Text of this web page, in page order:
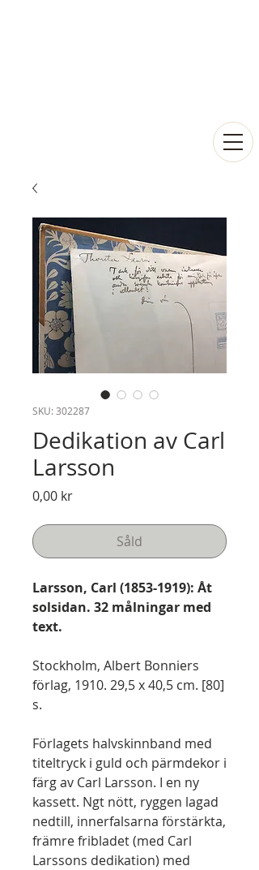
SKU: 302287
Dedikation av Carl
Larsson
0,00 krPris
Såld
Larsson, Carl (1853-1919): Åt
solsidan. 32 målningar med
text.
Stockholm, Albert Bonniers
förlag, 1910. 29,5 x 40,5 cm. [80]
s.
Förlagets halvskinnband med
titeltryck i guld och pärmdekor i
färg av Carl Larsson. I en ny
kassett. Ngt nött, ryggen lagad
nedtill, innerfalsarna förstärkta,
främre fribladet (med Carl
Larssons dedikation) med